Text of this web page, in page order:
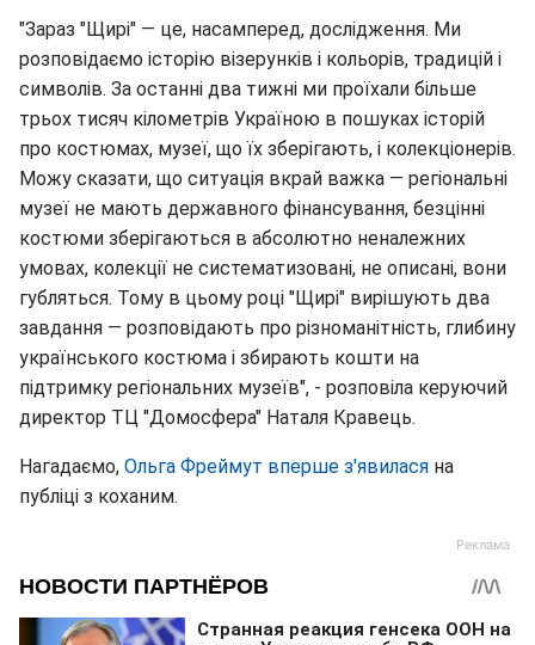
"Зараз "Щирі" — це, насамперед, дослідження. Ми
розповідаємо історію візерунків і кольорів, традицій і
символів. За останні два тижні ми проїхали більше
трьох тисяч кілометрів Україною в пошуках історій
про костюмах, музеї, що їх зберігають, і колекціонерів.
Можу сказати, що ситуація вкрай важка — регіональні
музеї не мають державного фінансування, безцінні
костюми зберігаються в абсолютно неналежних
умовах, колекції не систематизовані, не описані, вони
губляться. Тому в цьому році "Щирі" вирішують два
завдання — розповідають про різноманітність, глибину
українського костюма і збирають кошти на
підтримку регіональних музеїв", - розповіла керуючий
директор ТЦ "Домосфера" Наталя Кравець.
Нагадаємо, Ольга Фреймут вперше з'явилася на
публіці з коханим.